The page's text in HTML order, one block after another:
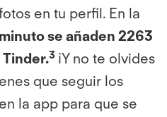
en tu perfil. En la
se añaden 2263
3 ¡Y no te olvides
que seguir los
la app para que se